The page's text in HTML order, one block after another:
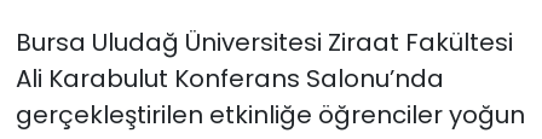
Bursa Uludağ Üniversitesi Ziraat Fakültesi
Ali Karabulut Konferans Salonu’nda
gerçekleştirilen etkinliğe öğrenciler yoğun